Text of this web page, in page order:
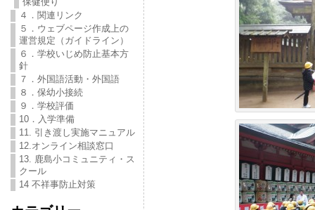
４．関連リンク
５．ウェブページ作成上の
運営規定（ガイドライン）
６．学校いじめ防止基本方
針
７．外国語活動・外国語
８．保幼小接続
９．学校評価
10．入学準備
11. 引き渡し実施マニュアル
12.オンライン相談窓口
13. 鹿島小コミュニティ・ス
クール
14 不祥事防止対策